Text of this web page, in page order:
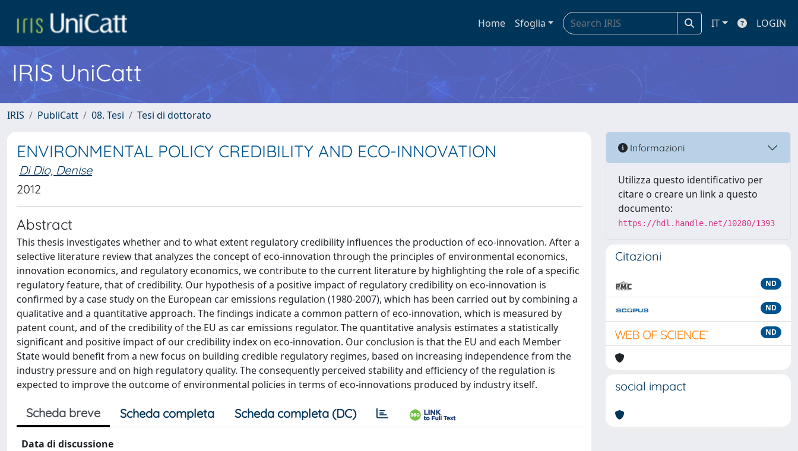
Home Sfoglia IT LOGIN
IRIS UniCatt
IRIS PubliCatt 08. Tesi Tesi di dottorato
ENVIRONMENTAL POLICY CREDIBILITY AND ECO-INNOVATION
Di Dio, Denise
2012
Abstract
This thesis investigates whether and to what extent regulatory credibility influences the production of eco-innovation. After a
selective literature review that analyzes the concept of eco-innovation through the principles of environmental economics,
innovation economics, and regulatory economics, we contribute to the current literature by highlighting the role of a specific
regulatory feature, that of credibility. Our hypothesis of a positive impact of regulatory credibility on eco-innovation is
confirmed by a case study on the European car emissions regulation (1980-2007), which has been carried out by combining a
qualitative and a quantitative approach. The findings indicate a common pattern of eco-innovation, which is measured by
patent count, and of the credibility of the EU as car emissions regulator. The quantitative analysis estimates a statistically
significant and positive impact of our credibility index on eco-innovation. Our conclusion is that the EU and each Member
State would benefit from a new focus on building credible regulatory regimes, based on increasing independence from the
industry pressure and on high regulatory quality. The consequently perceived stability and efficiency of the regulation is
expected to improve the outcome of environmental policies in terms of eco-innovations produced by industry itself.
Scheda breve Scheda completa Scheda completa (DC)
Data di discussione
Informazioni
Utilizza questo identificativo per
citare o creare un link a questo
documento:
https://hdl.handle.net/10280/1393
Citazioni
ND
ND
ND
social impact